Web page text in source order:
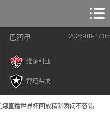
巴西甲 2026-08-17
维多利亚
博塔弗戈
娜直播世界杯回放精彩瞬间不容错